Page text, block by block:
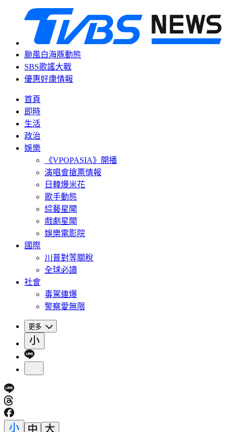
颱風白海豚動態
SBS歌謠大戰
優惠好康情報
首頁
即時
生活
政治
娛樂
《VPOPASIA》開播
演唱會搶票情報
日韓爆米花
歌手動態
綜藝星聞
戲劇星聞
娛樂電影院
國際
川普對等關稅
全球必讀
社會
毒駕連爆
警察愛無限
更多